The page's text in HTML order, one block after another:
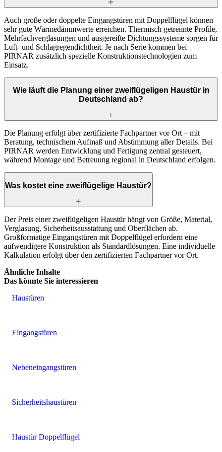
Auch große oder doppelte Eingangstüren mit Doppelflügel können
sehr gute Wärmedämmwerte erreichen. Thermisch getrennte Profile,
Mehrfachverglasungen und ausgereifte Dichtungssysteme sorgen für
Luft- und Schlagregendichtheit. Je nach Serie kommen bei
PIRNAR zusätzlich spezielle Konstruktionstechnologien zum
Einsatz.
Wie läuft die Planung einer zweiflügeligen Haustür in
Deutschland ab?
Die Planung erfolgt über zertifizierte Fachpartner vor Ort – mit
Beratung, technischem Aufmaß und Abstimmung aller Details. Bei
PIRNAR werden Entwicklung und Fertigung zentral gesteuert,
während Montage und Betreuung regional in Deutschland erfolgen.
Was kostet eine zweiflügelige Haustür?
Der Preis einer zweiflügeligen Haustür hängt von Größe, Material,
Verglasung, Sicherheitsausstattung und Oberflächen ab.
Großformatige Eingangstüren mit Doppelflügel erfordern eine
aufwendigere Konstruktion als Standardlösungen. Eine individuelle
Kalkulation erfolgt über den zertifizierten Fachpartner vor Ort.
Ähnliche Inhalte
Das könnte Sie interessieren
Haustüren
Eingangstüren
Nebeneingangstüren
Sicherheitshaustüren
Haustür Doppelflügel